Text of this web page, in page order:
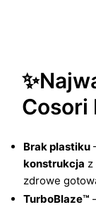
Cosori
Brak plastiku
konstrukcja z
zdrowe
TurboBlaze™